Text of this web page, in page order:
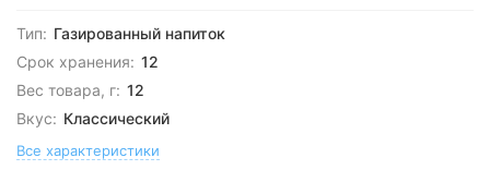
Тип: Газированный напиток
Срок хранения: 12
Вес товара, г: 12
Вкус: Классический
Все характеристики